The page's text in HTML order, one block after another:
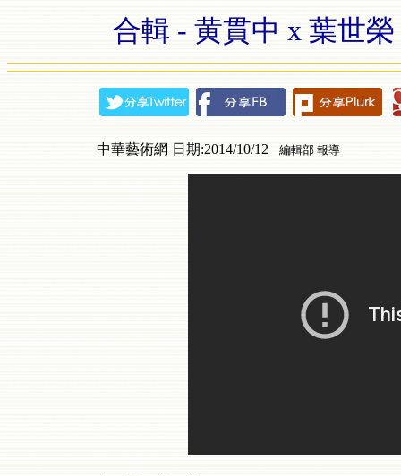
合輯 - 黄貫中 x 葉世榮
中華藝術網 日期:2014/10/12 編輯部 報導